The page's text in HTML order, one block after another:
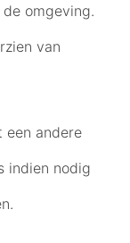
omgeving.
van
een andere
indien nodig